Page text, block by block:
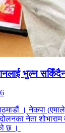
भुल्न
। नेकपा
नेता शोभाराम
छ ।